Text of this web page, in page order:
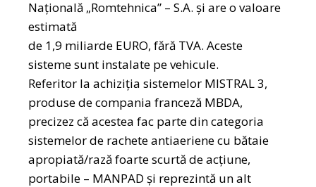
Națională „Romtehnica” – S.A. şi are o valoare
estimată
de 1,9 miliarde EURO, fără TVA. Aceste
sisteme sunt instalate pe vehicule.
Referitor la achiziția sistemelor MISTRAL 3,
produse de compania franceză MBDA,
precizez că acestea fac parte din categoria
sistemelor de rachete antiaeriene cu bătaie
apropiată/rază foarte scurtă de acțiune,
portabile – MANPAD şi reprezintă un alt